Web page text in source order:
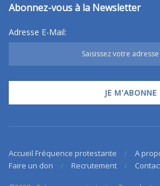
Abonnez-vous à la Newsletter
Adresse E-Mail:
Accueil Fréquence protestante A
Faire un don
Recrutement